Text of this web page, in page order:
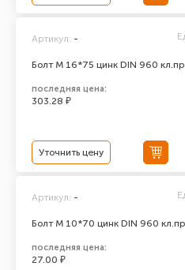
Болт М 16*75 цинк DIN 960
Артикул: -
последняя цена:
303.28 ₽
Уточнить цену
Болт М 10*70 цинк DIN 960
Артикул: -
последняя цена:
27.00 ₽